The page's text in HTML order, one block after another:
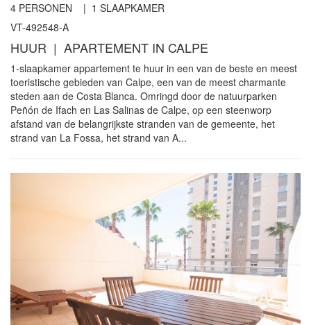
4 PERSONEN | 1 SLAAPKAMER
VT-492548-A
HUUR | APARTEMENT IN CALPE
1-slaapkamer appartement te huur in een van de beste en meest
toeristische gebieden van Calpe, een van de meest charmante
steden aan de Costa Blanca. Omringd door de natuurparken
Peñón de Ifach en Las Salinas de Calpe, op een steenworp
afstand van de belangrijkste stranden van de gemeente, het
strand van La Fossa, het strand van A...